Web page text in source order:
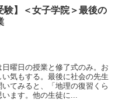
験】＜女子学院＞最後の
曜日の授業と修了式のみ。お
気もする。最後に社会の先生
てみると、「地理の復習くら
ます。他の生徒に...